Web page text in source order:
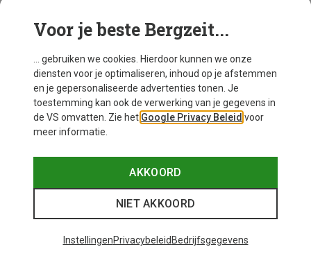
Je bespaart 36%
The North Face
Heren Quest Mono Jas
€ 119,80
S M L
Voor je beste Bergzeit...
... gebruiken we cookies. Hierdoor kunnen we onze
diensten voor je optimaliseren, inhoud op je afstemmen
en je gepersonaliseerde advertenties tonen. Je
toestemming kan ook de verwerking van je gegevens in
de VS omvatten. Zie het Google Privacy Beleid voor
meer informatie.
AKKOORD
NIET AKKOORD
InstellingenPrivacybeleid Bedrijfsgegevens